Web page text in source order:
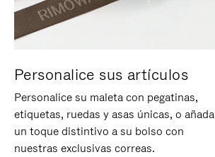
Personalice sus artículos
Personalice su maleta con pegatinas,
etiquetas, ruedas y asas únicas, o añada
un toque distintivo a su bolso con
nuestras exclusivas correas.